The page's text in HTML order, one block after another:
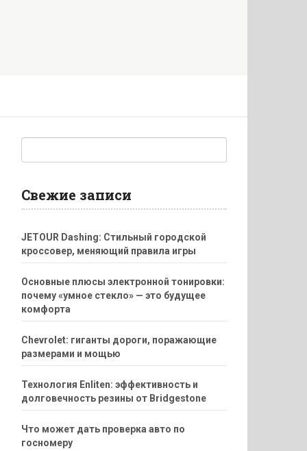
Свежие записи
JETOUR Dashing: Стильный городской
кроссовер, меняющий правила игры
Основные плюсы электронной тонировки:
почему «умное стекло» — это будущее
комфорта
Chevrolet: гиганты дороги, поражающие
размерами и мощью
Технология Enliten: эффективность и
долговечность резины от Bridgestone
Что может дать проверка авто по
госномеру